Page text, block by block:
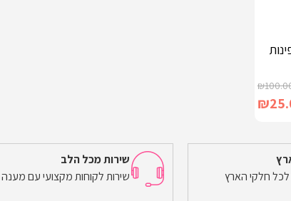
נוט 13 + פינות
₪
₪
לכל חלקי הארץ
שירות מכל הלב
שירות לקוחות מקצועי עם